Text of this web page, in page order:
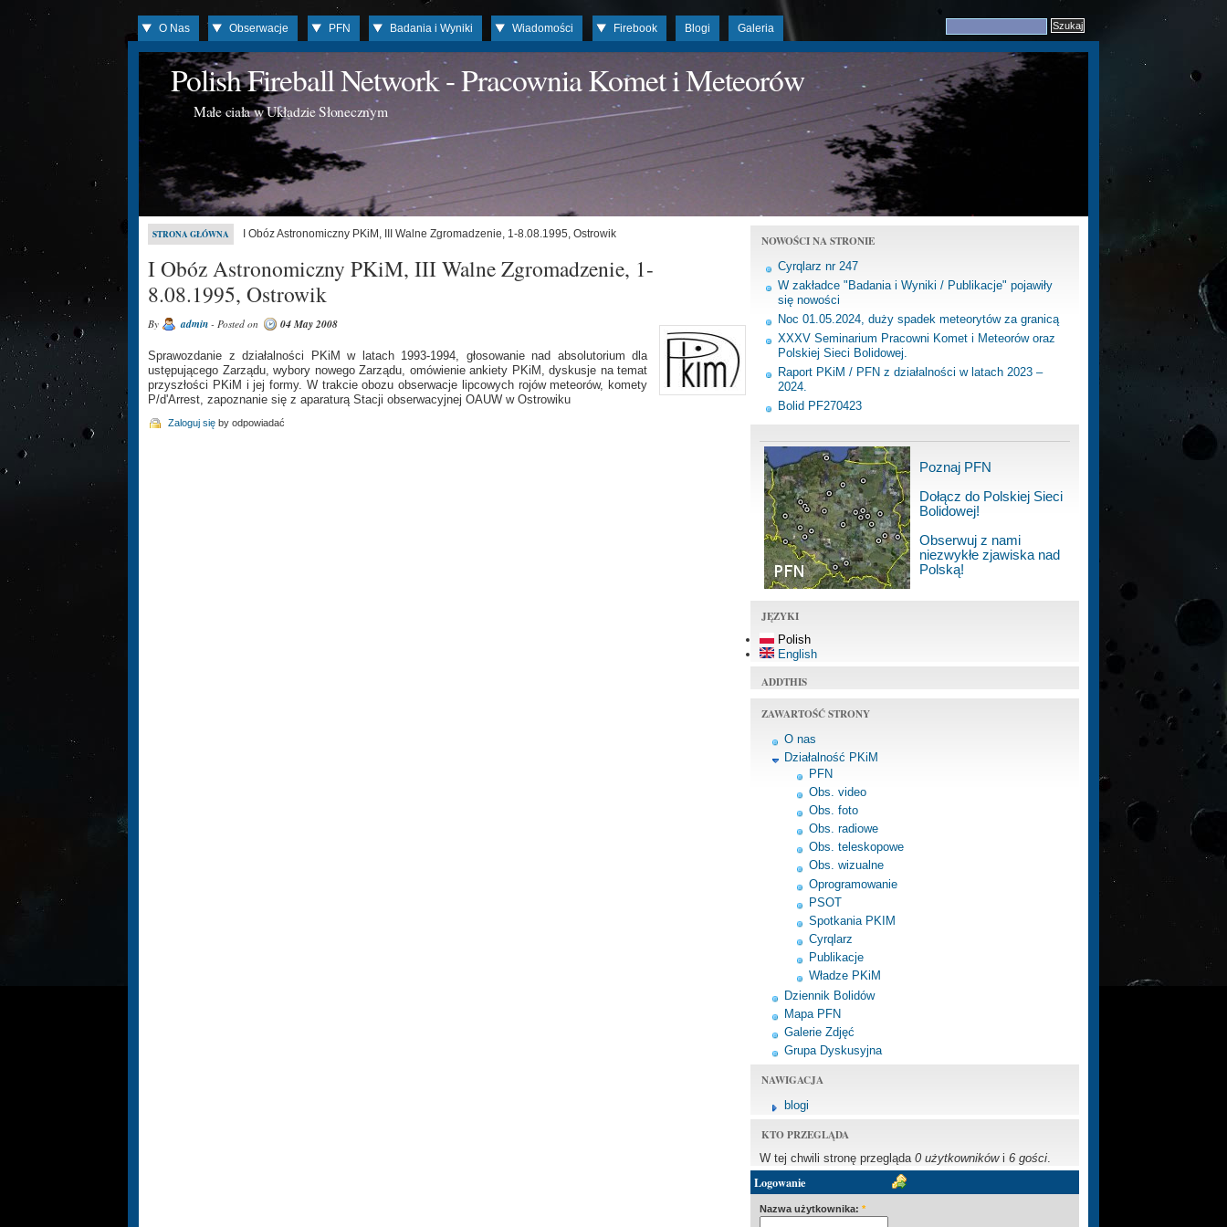
O Nas Obserwacje PFN Badania i Wyniki Wiadomości Firebook Blogi Galeria
Polish Fireball Network - Pracownia Komet i Meteorów
Małe ciała w Układzie Słonecznym
STRONA GŁÓWNA I Obóz Astronomiczny PKiM, III Walne Zgromadzenie, 1-8.08.1995, Ostrowik
I Obóz Astronomiczny PKiM, III Walne Zgromadzenie, 1-
8.08.1995, Ostrowik
By admin - Posted on 04 May 2008
Sprawozdanie z działalności PKiM w latach 1993-1994, głosowanie nad absolutorium dla
ustępującego Zarządu, wybory nowego Zarządu, omówienie ankiety PKiM, dyskusje na temat
przyszłości PKiM i jej formy. W trakcie obozu obserwacje lipcowych rojów meteorów, komety
P/d'Arrest, zapoznanie się z aparaturą Stacji obserwacyjnej OAUW w Ostrowiku
Zaloguj się by odpowiadać
NOWOŚCI NA STRONIE
Cyrqlarz nr 247
W zakładce "Badania i Wyniki / Publikacje" pojawiły
się nowości
Noc 01.05.2024, duży spadek meteorytów za granicą
XXXV Seminarium Pracowni Komet i Meteorów oraz
Polskiej Sieci Bolidowej.
Raport PKiM / PFN z działalności w latach 2023 –
2024.
Bolid PF270423
Poznaj PFN
Dołącz do Polskiej Sieci
Bolidowej!
Obserwuj z nami
niezwykłe zjawiska nad
Polską!
JĘZYKI
Polish
English
ADDTHIS
ZAWARTOŚĆ STRONY
O nas
Działalność PKiM
PFN
Obs. video
Obs. foto
Obs. radiowe
Obs. teleskopowe
Obs. wizualne
Oprogramowanie
PSOT
Spotkania PKIM
Cyrqlarz
Publikacje
Władze PKiM
Dziennik Bolidów
Mapa PFN
Galerie Zdjęć
Grupa Dyskusyjna
NAWIGACJA
blogi
KTO PRZEGLĄDA
W tej chwili stronę przegląda 0 użytkownikówi 6 gości
Logowanie
Nazwa użytkownika: *